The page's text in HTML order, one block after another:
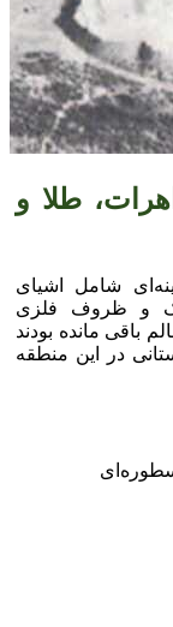
طلا و
شامل اشیای
و ظروف فلزی
باقی مانده بودند
در این منطقه